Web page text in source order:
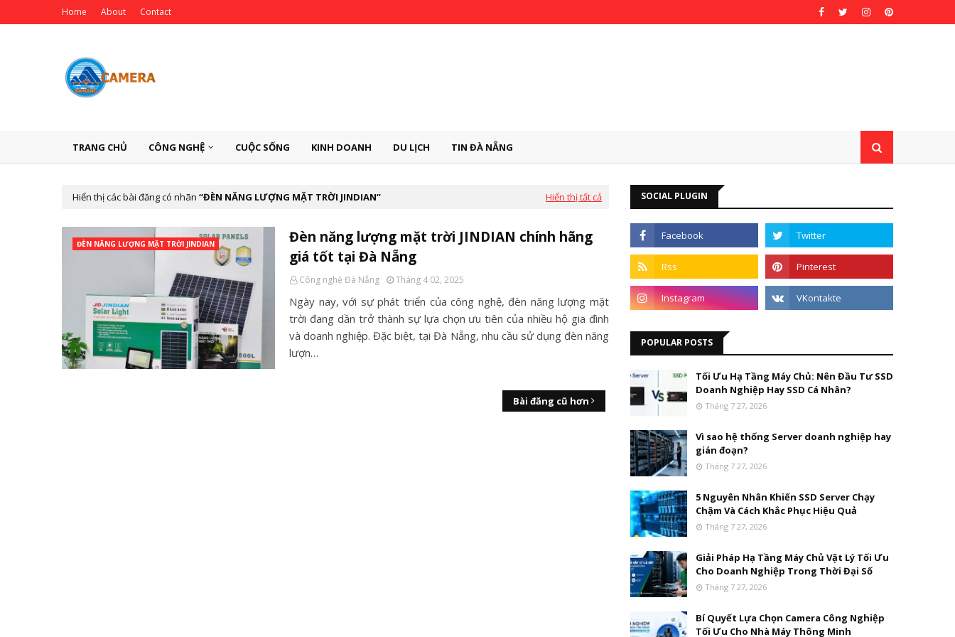
Home About Contact
TRANG CHỦ CÔNG NGHỆ CUỘC SỐNG KINH DOANH DU LỊCH TIN ĐÀ NẴNG
Hiển thị các bài đăng có nhãn ĐÈN NĂNG LƯỢNG MẶT TRỜI JINDIAN Hiển thị tất cả
ĐÈN NĂNG LƯỢNG MẶT TRỜI JINDIAN
Đèn năng lượng mặt trời JINDIAN chính hãng
giá tốt tại Đà Nẵng
Công nghệ Đà Nẵng Tháng 4 02, 2025
Ngày nay, với sự phát triển của công nghệ, đèn năng lượng mặt
trời đang dần trở thành sự lựa chọn ưu tiên của nhiều hộ gia đình
và doanh nghiệp. Đặc biệt, tại Đà Nẵng, nhu cầu sử dụng đèn năng
lượn…
Bài đăng cũ hơn
SOCIAL PLUGIN
POPULAR POSTS
Tối Ưu Hạ Tầng Máy Chủ: Nên Đầu Tư SSD
Doanh Nghiệp Hay SSD Cá Nhân?
Tháng 7 27, 2026
Vì sao hệ thống Server doanh nghiệp hay
gián đoạn?
Tháng 7 27, 2026
5 Nguyên Nhân Khiến SSD Server Chạy
Chậm Và Cách Khắc Phục Hiệu Quả
Tháng 7 27, 2026
Giải Pháp Hạ Tầng Máy Chủ Vật Lý Tối Ưu
Cho Doanh Nghiệp Trong Thời Đại Số
Tháng 7 27, 2026
Bí Quyết Lựa Chọn Camera Công Nghiệp
Tối Ưu Cho Nhà Máy Thông Minh